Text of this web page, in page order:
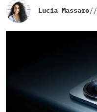
Lucia Massaro//